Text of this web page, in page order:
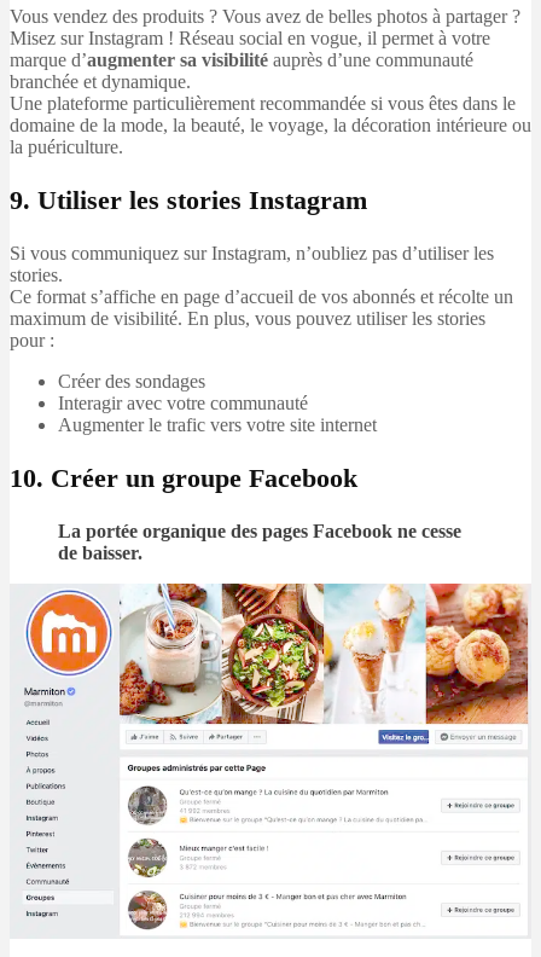
Vous vendez des produits ? Vous avez de belles photos à partager ?
Misez sur Instagram ! Réseau social en vogue, il permet à votre
marque d’augmenter sa visibilité auprès d’une communauté
branchée et dynamique.
Une plateforme particulièrement recommandée si vous êtes dans le
domaine de la mode, la beauté, le voyage, la décoration intérieure ou
la puériculture.
9. Utiliser les stories Instagram
Si vous communiquez sur Instagram, n’oubliez pas d’utiliser les
stories.
Ce format s’affiche en page d’accueil de vos abonnés et récolte un
maximum de visibilité. En plus, vous pouvez utiliser les stories
pour :
Créer des sondages
Interagir avec votre communauté
Augmenter le trafic vers votre site internet
10. Créer un groupe Facebook
La portée organique des pages Facebook ne cesse
de baisser.